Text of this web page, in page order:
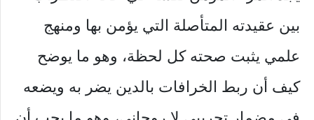
بين عقيدته المتأصلة التي يؤمن بها ومنهج
علمي يثبت صحته كل لحظة، وهو ما يوضح
كيف أن ربط الخرافات بالدين يضر به ويضعه